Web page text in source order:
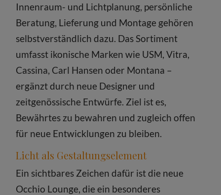
Innenraum- und Lichtplanung, persönliche
Beratung, Lieferung und Montage gehören
selbstverständlich dazu. Das Sortiment
umfasst ikonische Marken wie USM, Vitra,
Cassina, Carl Hansen oder Montana –
ergänzt durch neue Designer und
zeitgenössische Entwürfe. Ziel ist es,
Bewährtes zu bewahren und zugleich offen
für neue Entwicklungen zu bleiben.
Licht als Gestaltungselement
Ein sichtbares Zeichen dafür ist die neue
Occhio Lounge, die ein besonderes